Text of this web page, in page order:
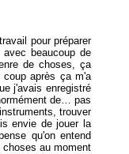
pour préparer
beaucoup de
de choses, ça
après ça m'a
j'avais enregistré
de… pas
trouver
envie de jouer la
qu'on entend
au moment